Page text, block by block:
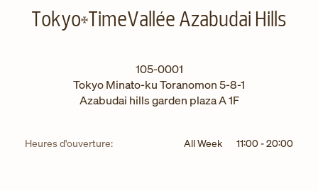
Tokyo TimeVallée Azabudai Hills
105-0001
TokyoMinato-kuToranomon 5-8-1
Azabudai hills garden plaza A 1F
Heures d'ouverture: All Week 11:00-20:00